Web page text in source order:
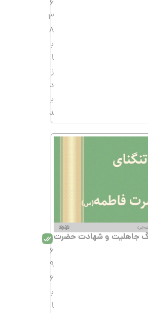
6
3
8
ب
ا
ز
د
ی
د
جاهلیت و شهادت حضرت
6
9
6
ب
ا